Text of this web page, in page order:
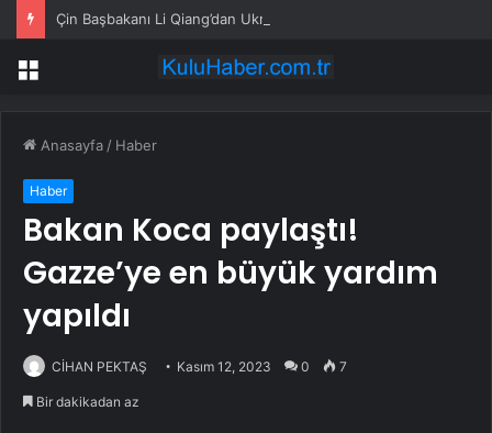
Menü
Anasayfa / Haber
Haber
Bakan Koca paylaştı!
Gazze’ye en büyük yardım
yapıldı
CİHAN PEKTAŞ Kasım 12, 2023 0 7
Bir dakikadan az